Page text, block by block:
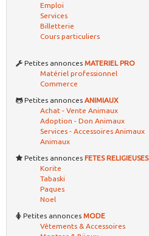
Emploi
Services
Billetterie
Cours particuliers
Petites annonces MATERIEL PRO
Matériel professionnel
Commerce
Petites annonces ANIMIAUX
Achat - Vente Animaux
Adoption - Don Animaux
Services - Accessoires Animaux
Animaux
Petites annonces FETES RELIGIEUSES
Korite
Tabaski
Paques
Noel
Petites annonces MODE
Vêtements & Accessoires